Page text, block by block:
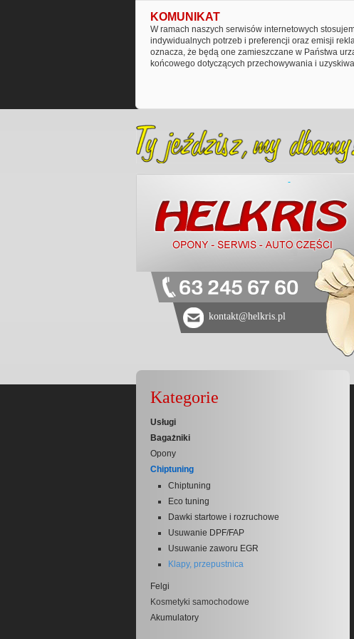
KOMUNIKAT
W ramach naszych serwisów internetowych
indywidualnych potrzeb i preferencji oraz emisji
oznacza, że będą one zamieszczane w Państwa
końcowego dotyczących przechowywania i
63 245 67 60
kontakt@helkris.pl
Kategorie
Usługi
Bagażniki
Opony
Chiptuning
Chiptuning
Eco tuning
Dawki startowe i rozruchowe
Usuwanie DPF/FAP
Usuwanie zaworu EGR
Klapy, przepustnica
Felgi
Kosmetyki samochodowe
Akumulatory